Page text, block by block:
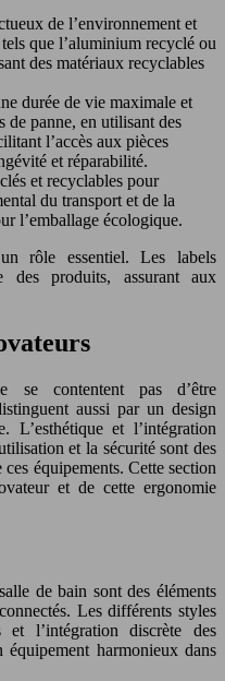
de l’environnement et
que l’aluminium recyclé ou
des matériaux recyclables
durée de vie maximale et
de panne, en utilisant des
l’accès aux pièces
et réparabilité.
et recyclables pour
du transport et de la
l’emballage écologique.
rôle essentiel. Les labels
des produits, assurant aux
se contentent pas d’être
aussi par un design
L’esthétique et l’intégration
et la sécurité sont des
équipements. Cette section
et de cette ergonomie
de bain sont des éléments
Les différents styles
l’intégration discrète des
équipement harmonieux dans